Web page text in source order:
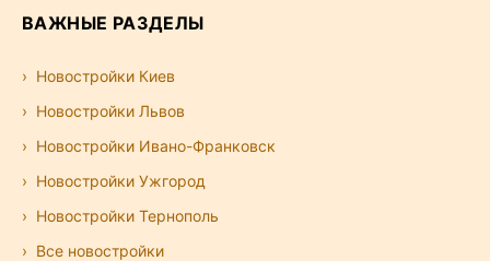
ВАЖНЫЕ РАЗДЕЛЫ
Новостройки Киев
Новостройки Львов
Новостройки Ивано-Франковск
Новостройки Ужгород
Новостройки Тернополь
Все новостройки